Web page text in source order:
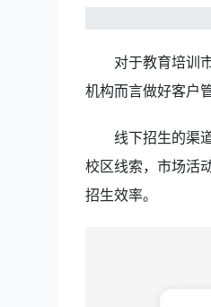
对于教育培训
机构而言做好客户管
线下招生的渠
校区线索，市场活
招生效率。